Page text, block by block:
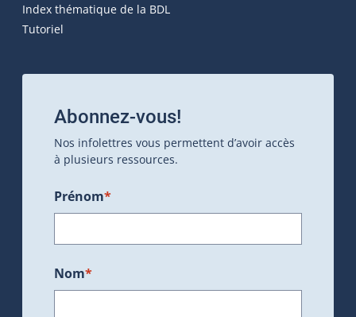
Index thématique de la BDL
Tutoriel
Abonnez-vous!
Nos infolettres vous permettent d’avoir accès
à plusieurs ressources.
Prénom*
Nom*